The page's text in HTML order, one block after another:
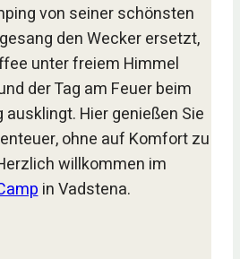
von seiner schönsten
den Wecker ersetzt,
unter freiem Himmel
der Tag am Feuer beim
Hier genießen Sie
ohne auf Komfort zu
willkommen im
in Vadstena.